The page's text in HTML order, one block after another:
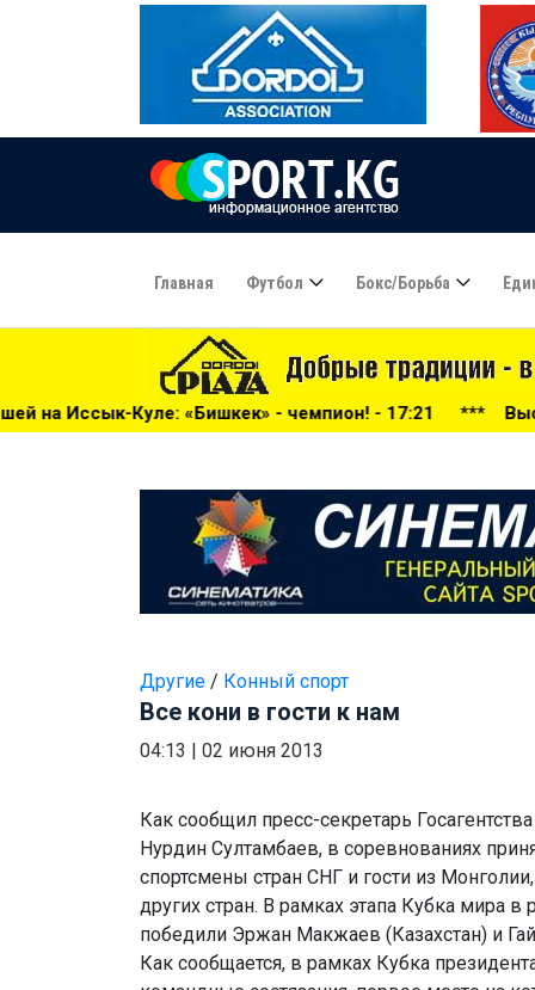
Главная Футбол Бокс/борьба
- чемпион! - 17:21 ***Высшая Лига-2026:
Другие / Конный спорт
Все кони в гости к нам
04:13 02 июня 2013
Как сообщил пресс-секретарь
Нурдин Султамбаев, в соревнованиях
спортсмены стран СНГ и гости из
других стран. В рамках этапа Кубка мира в
победили Эржан Макжаев (Казахстан) и
Как сообщается, в рамках Кубка